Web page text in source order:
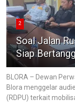
2
Soal Jalan
Siap
BLORA – Dewan
Blora menggelar
(RDPU) terkait